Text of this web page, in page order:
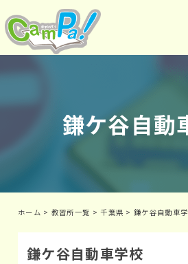
鎌ケ谷自動
ホーム > 教習所一覧 >千葉県 >鎌ケ谷自動車
鎌ケ谷自動車学校